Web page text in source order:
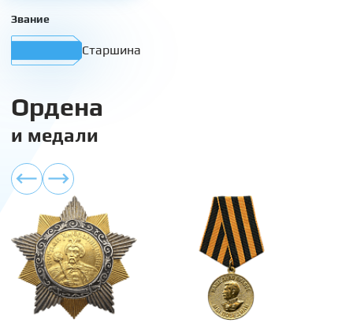
Звание
Старшина
Ордена
и медали